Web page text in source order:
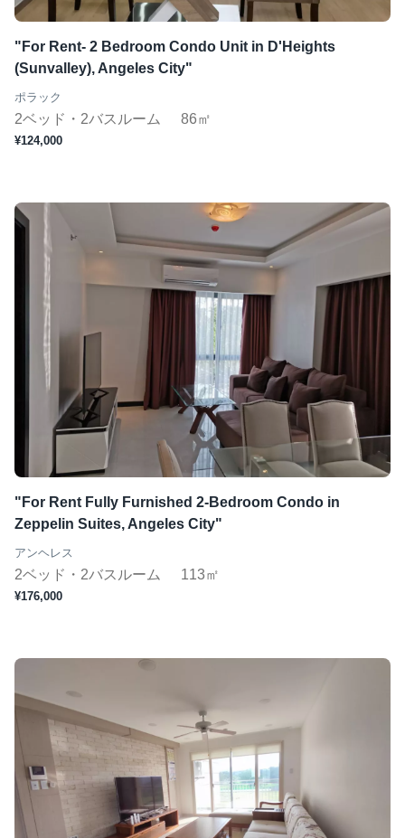
"For Rent- 2 Bedroom Condo Unit in D'Heights
(Sunvalley), Angeles City"
ポラック
2ベッド・2バスルーム 86㎡
¥124,000
"For Rent Fully Furnished 2-Bedroom Condo in
Zeppelin Suites, Angeles City"
アンヘレス
2ベッド・2バスルーム 113㎡
¥176,000